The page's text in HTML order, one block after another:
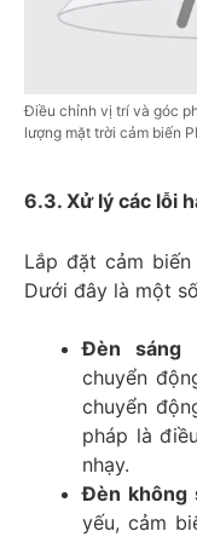
Điều chỉnh vị trí và góc
lượng mặt trời cảm biến
6.3. Xử lý các lỗi
Lắp đặt cảm
Dưới đây là một
Đèn sáng
chuyển
chuyển
pháp là
nhạy.
Đèn không
yếu, cảm